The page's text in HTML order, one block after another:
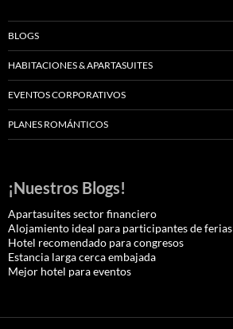
BLOGS
HABITACIONES & APARTASUITES
EVENTOS CORPORATIVOS
PLANES ROMÁNTICOS
¡Nuestros Blogs!
Apartasuites sector financiero
Alojamiento ideal para participantes de ferias
Hotel recomendado para congresos
Estancia larga cerca embajada
Mejor hotel para eventos